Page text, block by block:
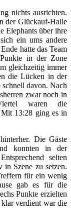
nichts ausrichten.
der Glückauf-Halle
Elephants über ihre
ein ums andere
hatte das Team
in der Zone
gleichzeitig immer
die Lücken in der
davon. Nach
zwar noch in
waren die
Mit 13:28 ging es in
Die Gäste
konnten in der
selten
in Szene zu setzen.
für ein wenig
gab es für die
Punkte erzielten
verdient war die